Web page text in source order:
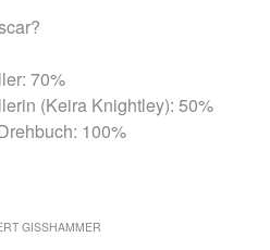
70%
(Keira Knightley): 50%
100%
GISSHAMMER